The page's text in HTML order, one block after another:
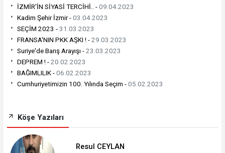
İZMİR'İN SİYASİ TERCİHİ.. -09.04.2023
Kadim Şehir İzmir -03.04.2023
SEÇİM 2023 -31.03.2023
FRANSA'NIN PKK AŞKI ! -29.03.2023
Suriye'de Barış Arayışı -23.03.2023
DEPREM ! -20.02.2023
BAĞIMLILIK -06.02.2023
Cumhuriyetimizin 100. Yılında Seçim -05.02.2023
Köşe Yazıları
Resul CEYLAN